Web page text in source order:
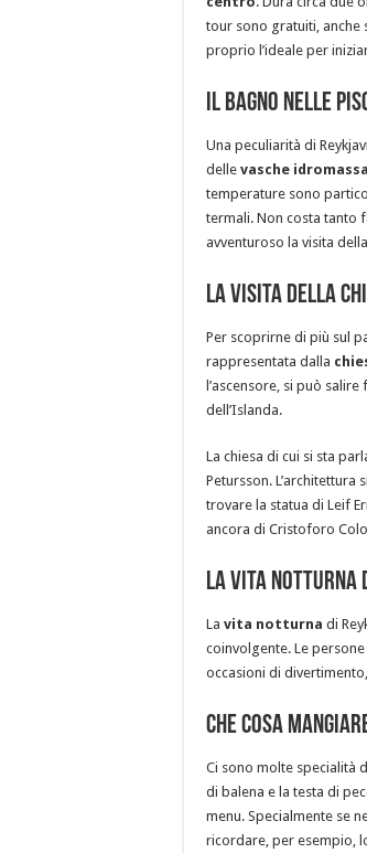
tour sono gratuiti, anche
proprio l’ideale per
Il bagno nelle
Una peculiarità di
delle vasche
temperature sono
termali. Non costa tanto
avventuroso la visita
La visita della
Per scoprirne di più sul
rappresentata dalla
l’ascensore, si può
dell’Islanda.
La chiesa di cui si sta
Petursson.
trovare la statua di Leif
ancora di Cristoforo
La vita notturna
La vita notturna di
coinvolgente. Le
occasioni di
Che cosa
Ci sono molte specialità
di balena e la testa di
menu. Specialmente se
ricordare, per esempio,